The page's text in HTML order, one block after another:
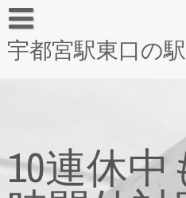
宇都宮駅東口の
10連休中